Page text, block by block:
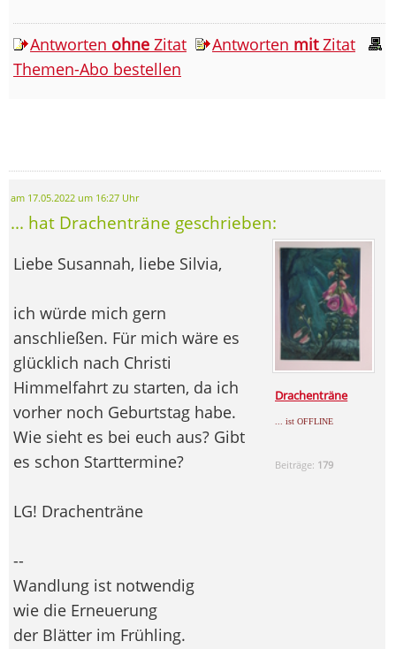
Antworten ohne Zitat Antworten mitZitat
Themen-Abo bestellen
am 17.05.2022 um 16:27 Uhr
... hat Drachenträne geschrieben:
Drachenträne
... ist OFFLINE
Beiträge: 179
Liebe Susannah, liebe Silvia,
ich würde mich gern
anschließen. Für mich wäre es
glücklich nach Christi
Himmelfahrt zu starten, da ich
vorher noch Geburtstag habe.
Wie sieht es bei euch aus? Gibt
es schon Starttermine?
LG! Drachenträne
--
Wandlung ist notwendig
wie die Erneuerung
der Blätter im Frühling.